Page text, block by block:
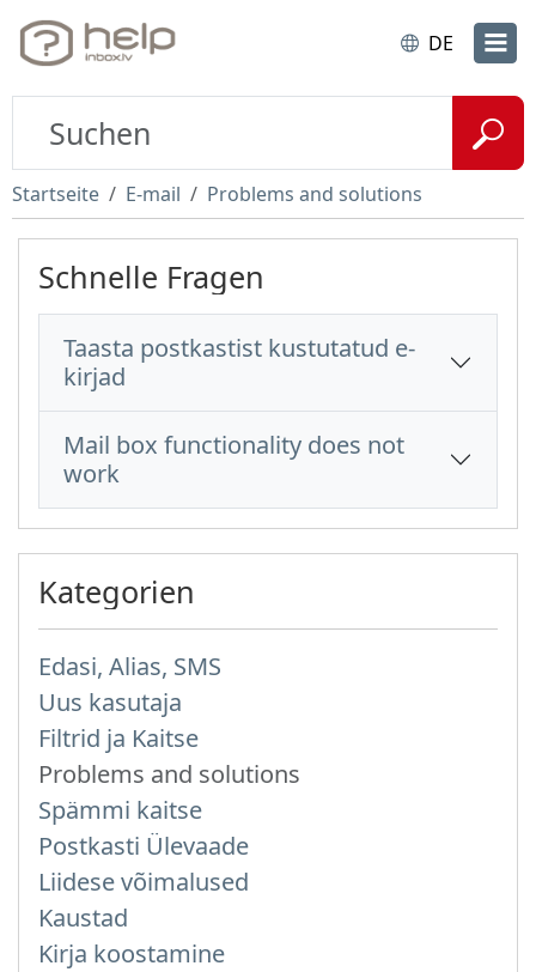
DE
Startseite E-mail Problems and solutions
Schnelle Fragen
Taasta postkastist kustutatud e-
kirjad
Mail box functionality does not
work
Kategorien
Edasi, Alias, SMS
Uus kasutaja
Filtrid ja Kaitse
Problems and solutions
Spämmi kaitse
Postkasti Ülevaade
Liidese võimalused
Kaustad
Kirja koostamine